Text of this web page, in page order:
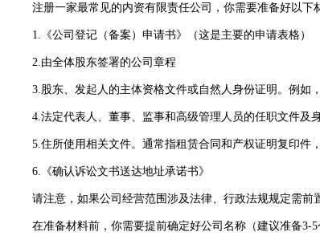
注册一家最常见的内资有限责任公司，你需要准备好以下
1.《公司登记（备案）申请书》（这是主要的申请表格）
2.由全体股东签署的公司章程
3.股东、发起人的主体资格文件或自然人身份证明。例如
4.法定代表人、董事、监事和高级管理人员的任职文件及
5.住所使用相关文件。通常指租赁合同和产权证明复印件
6.《确认诉讼文书送达地址承诺书》
请注意，如果公司经营范围涉及法律、行政法规规定需前
在准备材料前，你需要提前确定好公司名称（建议准备3-5